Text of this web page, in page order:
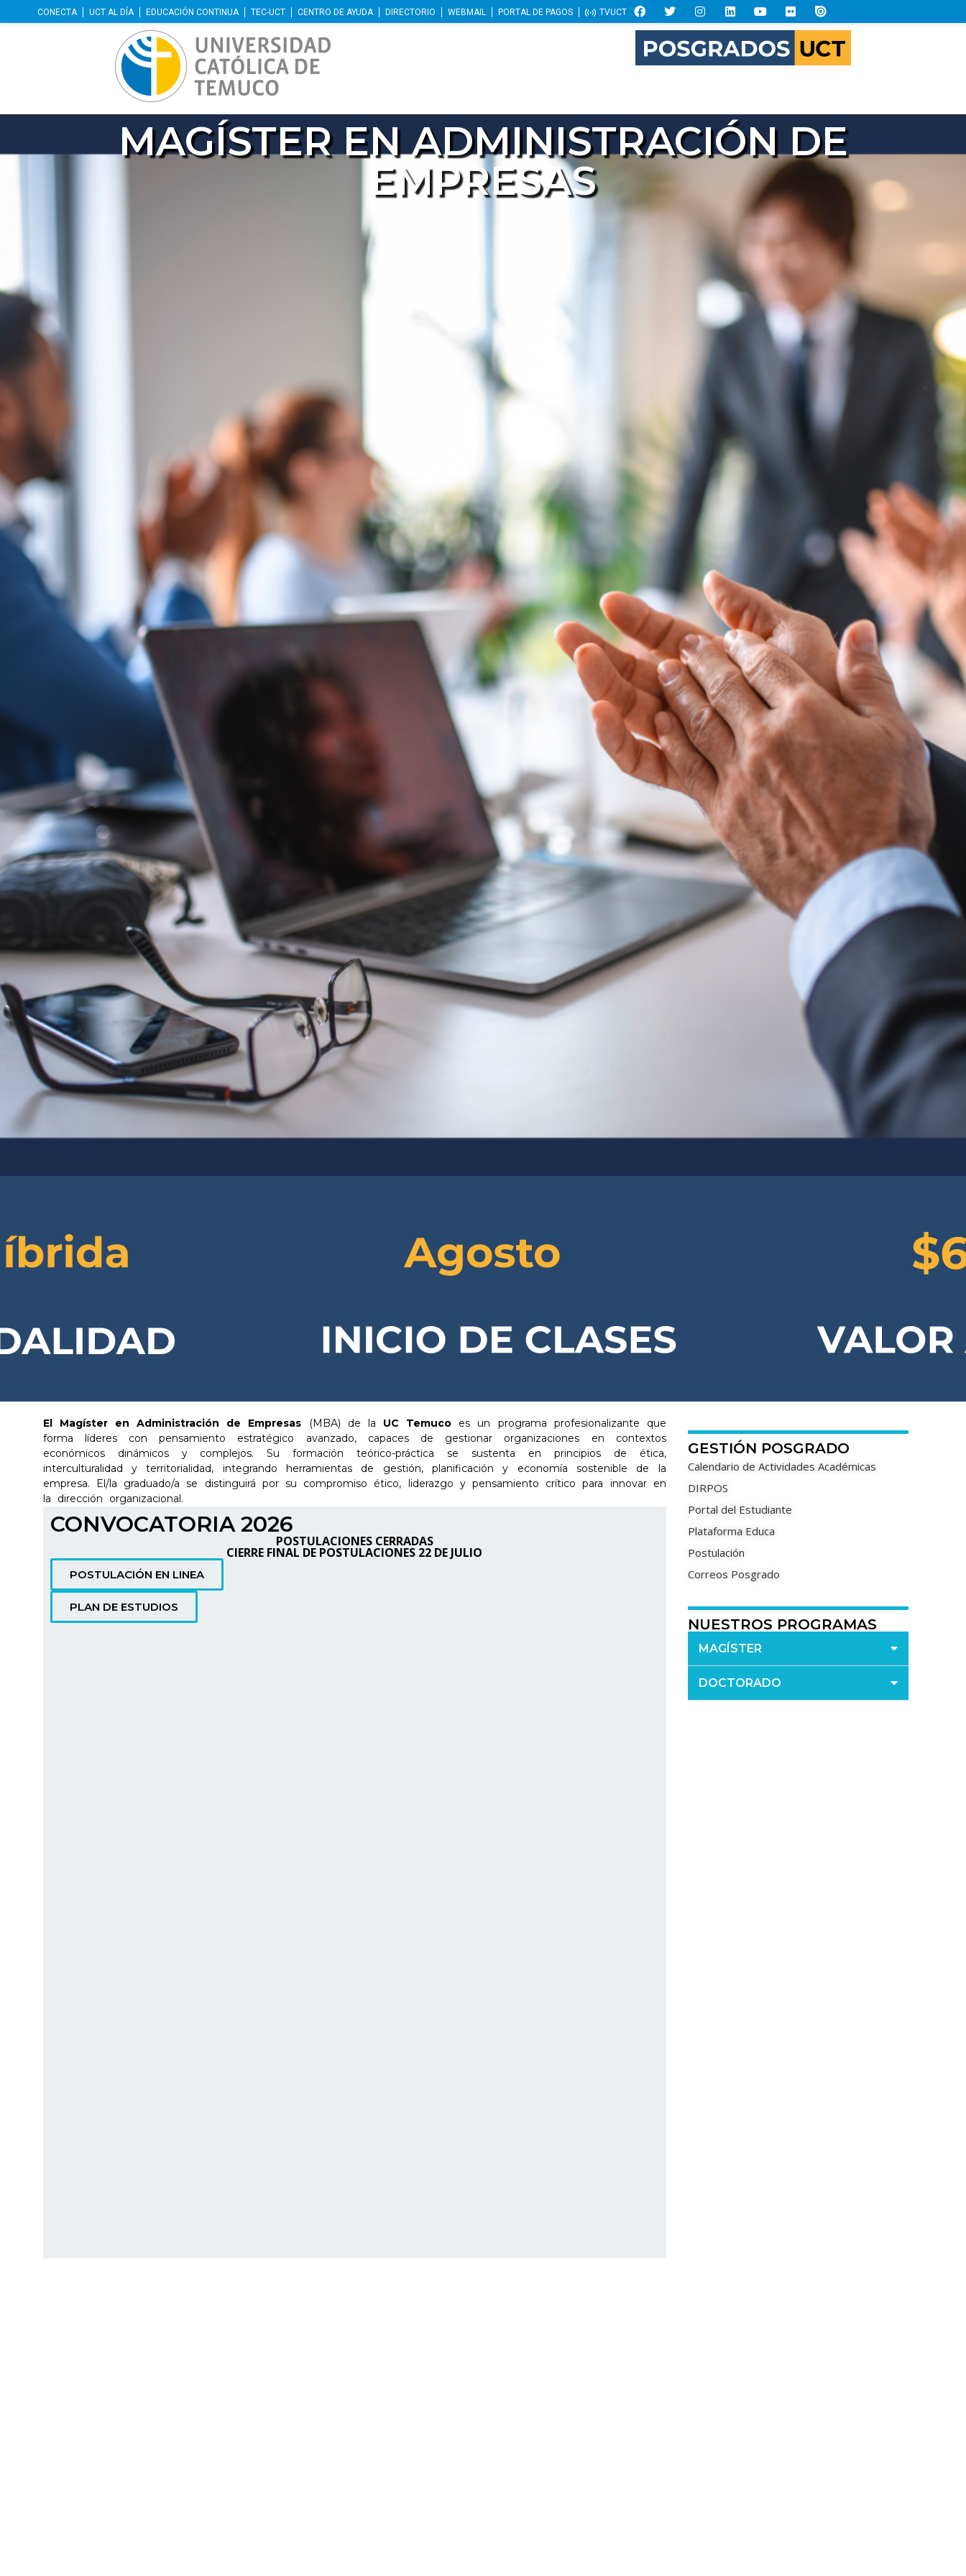
CONECTA UCT AL DÍA EDUCACIÓN CONTINUA TEC-UCT CENTRO DE AYUDA DIRECTORIO WEBMAIL PORTAL DE PAGOS TVUCT
MAGÍSTER EN ADMINISTRACIÓN DE
EMPRESAS
El Magíster en Administración de Empresas (MBA) de la UC Temuco es un programa profesionalizante que
forma líderes con pensamiento estratégico avanzado, capaces de gestionar organizaciones en contextos
económicos dinámicos y complejos. Su formación teórico-práctica se sustenta en principios de ética,
interculturalidad y territorialidad, integrando herramientas de gestión, planificación y economía sostenible de la
empresa. El/la graduado/a se distinguirá por su compromiso ético, liderazgo y pensamiento crítico para innovar en
la dirección organizacional.
CONVOCATORIA 2026
POSTULACIONES CERRADAS
CIERRE FINAL DE POSTULACIONES 22 DE JULIO
POSTULACIÓN EN LINEA
PLAN DE ESTUDIOS
GESTIÓN POSGRADO
Calendario de Actividades Académicas
DIRPOS
Portal del Estudiante
Plataforma Educa
Postulación
Correos Posgrado
NUESTROS PROGRAMAS
MAGÍSTER
DOCTORADO